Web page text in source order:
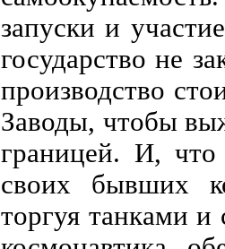
запуски и
государство не
производство
Заводы, чтобы
границей. И, что
своих бывших
торгуя танками